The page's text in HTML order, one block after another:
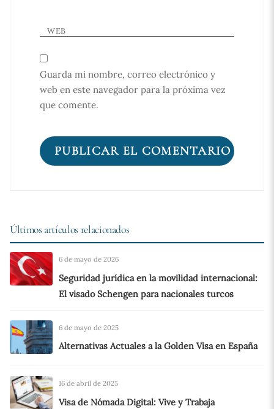
WEB
Guarda mi nombre, correo electrónico y
web en este navegador para la próxima vez
que comente.
Últimos artículos relacionados
6 de mayo de 2026
Seguridad jurídica en la movilidad internacional:
El visado Schengen para nacionales turcos
6 de mayo de 2025
Alternativas Actuales a la Golden Visa en España
16 de abril de 2025
Visa de Nómada Digital: Vive y Trabaja